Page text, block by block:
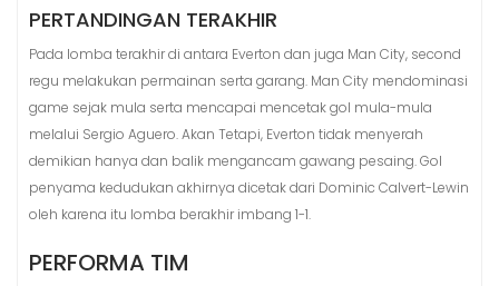
PERTANDINGAN TERAKHIR
Pada lomba terakhir di antara Everton dan juga Man City, second
regu melakukan permainan serta garang. Man City mendominasi
game sejak mula serta mencapai mencetak gol mula-mula
melalui Sergio Aguero. Akan Tetapi, Everton tidak menyerah
demikian hanya dan balik mengancam gawang pesaing. Gol
penyama kedudukan akhirnya dicetak dari Dominic Calvert-Lewin
oleh karena itu lomba berakhir imbang 1-1.
PERFORMA TIM